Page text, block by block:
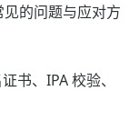
的问题与应对方
书、IPA 校验、